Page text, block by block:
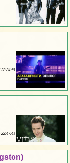
23:34:59
22:47:43